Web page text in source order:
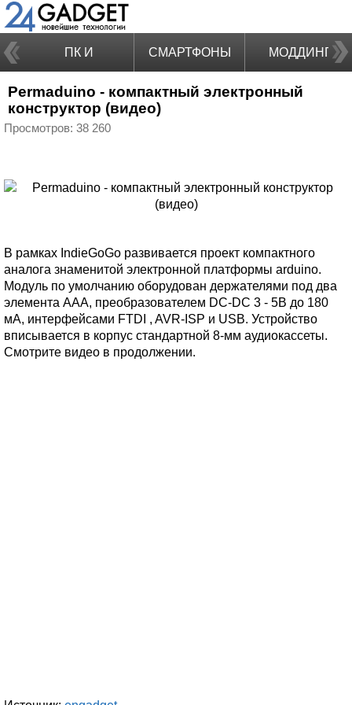
ПК И
НОУТБУКИ
СМАРТФОНЫ МОДДИНГ
Permaduino - компактный электронный
конструктор (видео)
Просмотров: 38 260
В рамках IndieGoGo развивается проект компактного
аналога знаменитой электронной платформы arduino.
Модуль по умолчанию оборудован держателями под два
элемента AAA, преобразователем DC-DC 3 - 5В до 180
мА, интерфейсами FTDI , AVR-ISP и USB. Устройство
вписывается в корпус стандартной 8-мм аудиокассеты.
Смотрите видео в продолжении.